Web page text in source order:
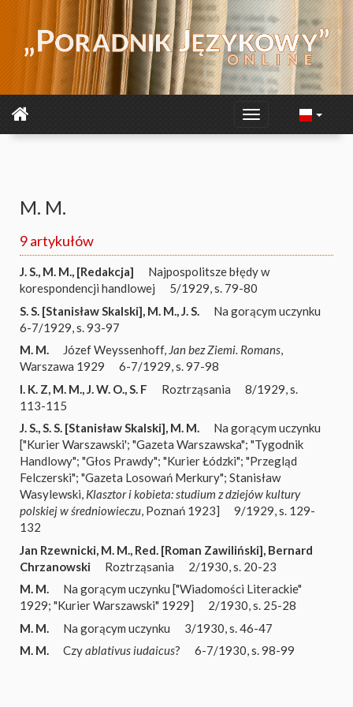
M. M.
9 artykułów
J. S., M. M., [Redakcja]
Najpospolitsze błędy w
korespondencji handlowej
5/1929, s. 79-80
S. S. [Stanisław Skalski] M. M. J. S.
Na gorącym uczynku
6-7/1929, s. 93-97
M. M.
Józef Weyssenhoff, Jan bez Ziemi. Romans,
Warszawa 1929
6-7/1929, s. 97-98
I. K. Z M. M. J. W. O. S. F Roztrząsania
8/1929, s.
113-115
J. S.,S. S. [Stanisław Skalski], M. M.
Na gorącym uczynku
["Kurier Warszawski'; "Gazeta Warszawska"; "Tygodnik
Handlowy"; "Głos Prawdy"; "Kurier Łódzki"; "Przegląd
Felczerski"; "Gazeta Losowań Merkury"; Stanisław
Wasylewski, Klasztor i kobieta: studium z dziejów kultury
polskiej w średniowieczu, Poznań 1923]
9/1929, s. 129-
132
Jan Rzewnicki M. M. Red. [Roman Zawiliński] Bernard
Chrzanowski
Roztrząsania
2/1930, s. 20-23
M. M.
Na gorącym uczynku ["Wiadomości Literackie"
1929; "Kurier Warszawski" 1929]
2/1930, s. 25-28
M. M.
Na gorącym uczynku
3/1930, s. 46-47
M. M.
Czyablativus iudaicus? 6-7/1930, s. 98-99